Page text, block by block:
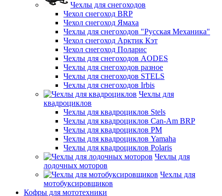
Чехлы для снегоходов
Чехол снегоход BRP
Чехол снегоход Ямаха
Чехлы для снегоходов "Русская Механика"
Чехол снегоход Арктик Кэт
Чехол снегоход Поларис
Чехлы для снегоходов AODES
Чехлы для снегоходов разное
Чехлы для снегоходов STELS
Чехлы для снегоходов Irbis
Чехлы для
квадроциклов
Чехлы для квадроциклов Stels
Чехлы для квадроциклов Can-Am BRP
Чехлы для квадроциклов РМ
Чехлы для квадроциклов Yamaha
Чехлы для квадроциклов Polaris
Чехлы для
лодочных моторов
Чехлы для
мотобуксировщиков
Кофры для мототехники